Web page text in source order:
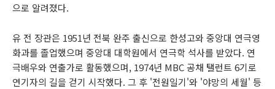
으로 알려졌다.
유 전 장관은 1951년 전북 완주 출신으로 한성고와 중앙대 연극영
화과를 졸업했으며 중앙대 대학원에서 연극학 석사를 받았다. 연
극배우와 연출가로 활동했으며, 1974년 MBC 공채 탤런트 6기로
연기자의 길을 걷기 시작했다. 그 후 '전원일기'와 '야망의 세월' 등